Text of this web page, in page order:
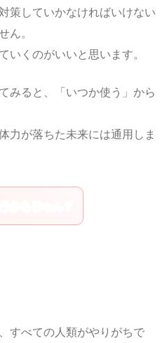
策していかなければいけない
ん。
いくのがいいと思います。
みると、「いつか使う」から
力が落ちた未来には通用しま
すべての人類がやりがちで